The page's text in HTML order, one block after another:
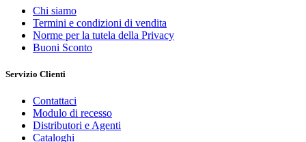
Chi siamo
Termini e condizioni di vendita
Norme per la tutela della Privacy
Buoni Sconto
Servizio Clienti
Contattaci
Modulo di recesso
Distributori e Agenti
Cataloghi